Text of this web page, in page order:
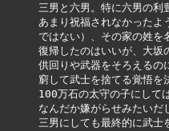
三男と六男。特に六男の利
あまり祝福されなかったよ
ではない）、その家の姓を
復帰したのはいいが、大
供回りや武器をそろえるの
窮して武士を捨てる覚悟を
100万石の太守の子にして
なんだか嫌がらせみたいだ
三男にしても最終的に武士